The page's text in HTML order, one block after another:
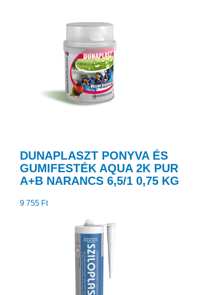
DUNAPLASZT PONYVA ÉS
GUMIFESTÉK AQUA 2K PUR
A+B NARANCS 6,5/1 0,75 KG
9 755 Ft